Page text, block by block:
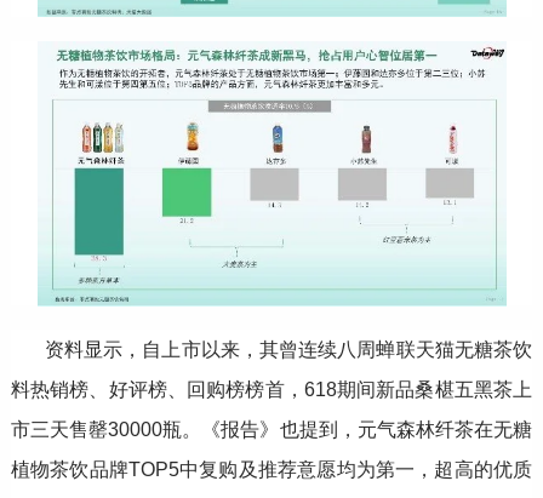
资料显示，自上市以来，其曾连续八周蝉联天猫无糖茶饮
料热销榜、好评榜、回购榜榜首，618期间新品桑椹五黑茶上
市三天售罄30000瓶。《报告》也提到，元气森林纤茶在无糖
植物茶饮品牌TOP5中复购及推荐意愿均为第一，超高的优质